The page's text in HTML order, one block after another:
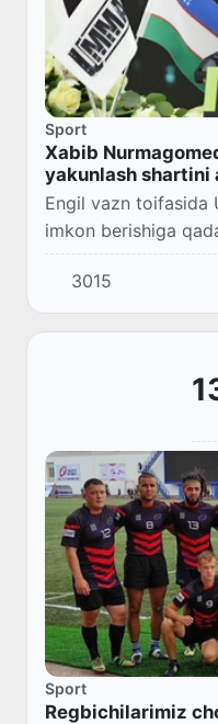
Sport
Xabib
yakunlash shartini
Engil vazn toifasida
imkon berishiga
davom ettirishini
3015
Sport
Regbichilarimiz